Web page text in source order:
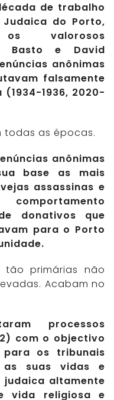
de trabalho
do Porto,
valorosos
Basto e David
anônimas
falsamente
1936, 2020-
todas as épocas.
anônimas
base as mais
assassinas e
donativos que
para o Porto
primárias não
Acabam no
processos
com o objectivo
os tribunais
as suas vidas e
judaica altamente
vida religiosa e